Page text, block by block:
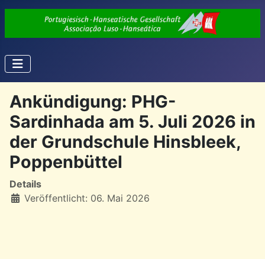
Ankündigung: PHG-
Sardinhada am 5. Juli 2026 in
der Grundschule Hinsbleek,
Poppenbüttel
Details
Veröffentlicht: 06. Mai 2026